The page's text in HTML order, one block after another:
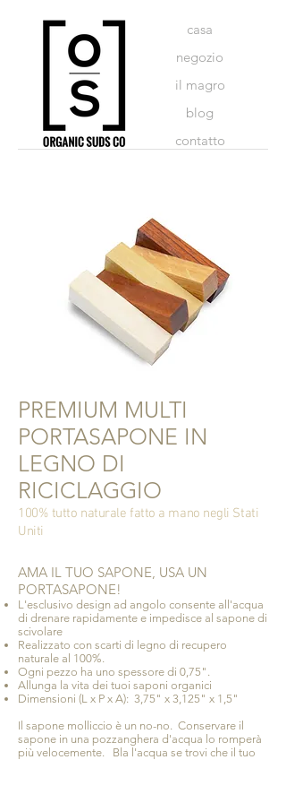
casa
negozio
il magro
blog
contatto
PREMIUM MULTI
PORTASAPONE IN
LEGNO DI
RICICLAGGIO
100% tutto naturale fatto a mano negli Stati
Uniti
AMA IL TUO SAPONE, USA UN
PORTASAPONE!
L'esclusivo design ad angolo consente all'acqua
di drenare rapidamente e impedisce al sapone di
scivolare
Realizzato con scarti di legno di recupero
naturale al 100%.
Ogni pezzo ha uno spessore di 0,75".
Allunga la vita dei tuoi saponi organici
Dimensioni (L x P x A): 3,75" x 3,125" x 1,5"
Il sapone molliccio è un no-no. Conservare il
sapone in una pozzanghera d'acqua lo romperà
più velocemente. Bla l'acqua se trovi che il tuo